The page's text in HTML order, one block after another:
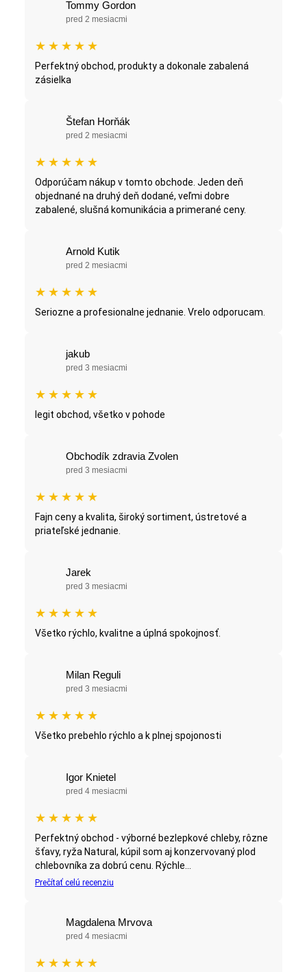
Tommy Gordon
pred 2 mesiacmi
★ ★ ★ ★ ★
Perfektný obchod, produkty a dokonale zabalená
zásielka
Štefan Horňák
pred 2 mesiacmi
★ ★ ★ ★ ★
Odporúčam nákup v tomto obchode. Jeden deň
objednané na druhý deň dodané, veľmi dobre
zabalené, slušná komunikácia a primerané ceny.
Arnold Kutik
pred 2 mesiacmi
★ ★ ★ ★ ★
Seriozne a profesionalne jednanie. Vrelo odporucam.
jakub
pred 3 mesiacmi
★ ★ ★ ★ ★
legit obchod, všetko v pohode
Obchodík zdravia Zvolen
pred 3 mesiacmi
★ ★ ★ ★ ★
Fajn ceny a kvalita, široký sortiment, ústretové a
priateľské jednanie.
Jarek
pred 3 mesiacmi
★ ★ ★ ★ ★
Všetko rýchlo, kvalitne a úplná spokojnosť.
Milan Reguli
pred 3 mesiacmi
★ ★ ★ ★ ★
Všetko prebehlo rýchlo a k plnej spojonosti
Igor Knietel
pred 4 mesiacmi
★ ★ ★ ★ ★
Perfektný obchod - výborné bezlepkové chleby, rôzne
šťavy, ryža Natural, kúpil som aj konzervovaný plod
chlebovníka za dobrú cenu. Rýchle...
Prečítať celú recenziu
Magdalena Mrvova
pred 4 mesiacmi
★ ★ ★ ★ ★